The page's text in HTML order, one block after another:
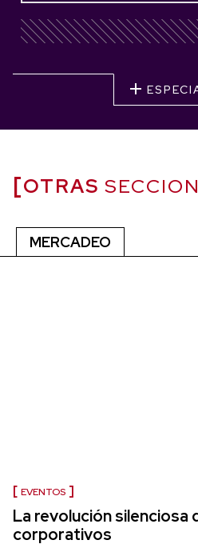
OTRAS
MERCADEO
EVENTOS
La revolución silenciosa
corporativos